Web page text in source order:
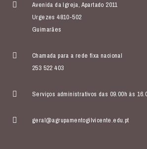
Avenida da Igreja, Apartado 2011
Urgezes 4810-502
Guimarães
Chamada para a rede fixa nacional
253 522 403
Serviços administrativos das 09.00h às
geral@agrupamentogilvicente.edu.pt